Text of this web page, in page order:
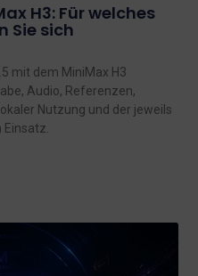
H3: Für welches
Sie sich
mit dem MiniMax H3
Audio, Referenzen,
Nutzung und der jeweils